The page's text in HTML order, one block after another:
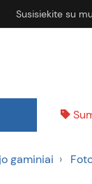
Susisiekite su
gaminiai